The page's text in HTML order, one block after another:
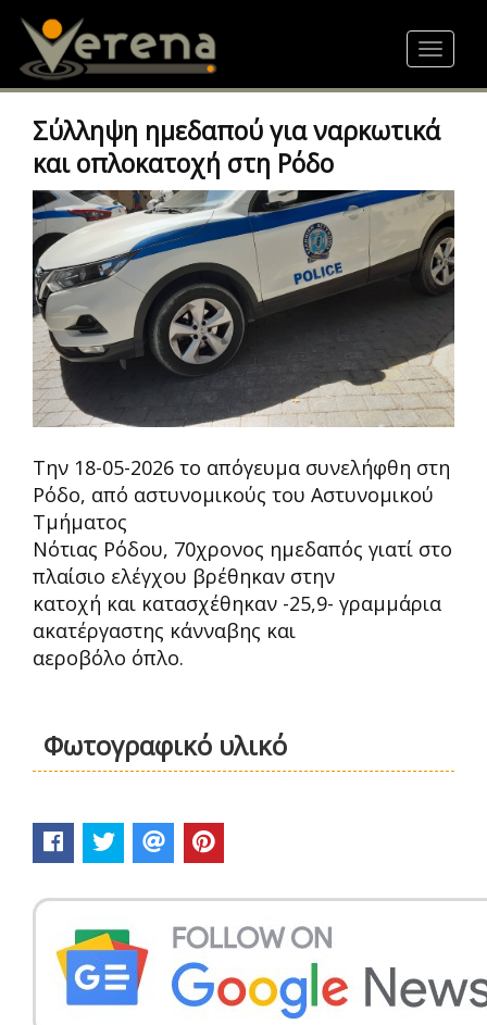
content
Toggle
Σύλληψη ημεδαπού για ναρκωτικά
και οπλοκατοχή στη Ρόδο
Την 18-05-2026 το απόγευμα συνελήφθη στη
Ρόδο, από αστυνομικούς του Αστυνομικού
Τμήματος
Νότιας Ρόδου, 70χρονος ημεδαπός γιατί στο
πλαίσιο ελέγχου βρέθηκαν στην
κατοχή και κατασχέθηκαν -25,9- γραμμάρια
ακατέργαστης κάνναβης και
αεροβόλο όπλο.
Φωτογραφικό υλικό